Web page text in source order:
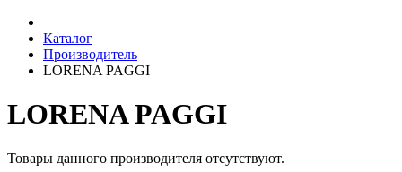
Каталог
Производитель
LORENA PAGGI
LORENA PAGGI
Товары данного производителя отсутствуют.